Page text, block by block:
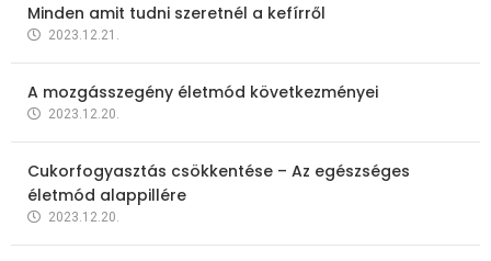
Minden amit tudni szeretnél a kefírről
2023.12.21.
A mozgásszegény életmód következményei
2023.12.20.
Cukorfogyasztás csökkentése – Az egészséges
életmód alappillére
2023.12.20.